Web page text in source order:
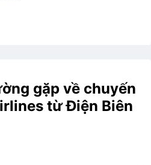
gặp về chuyến
từ Điện Biên